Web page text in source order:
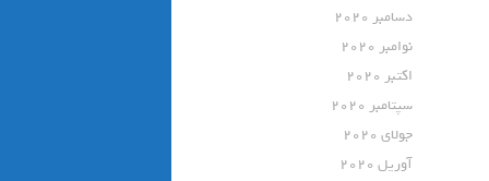
دسامبر 2020
نوامبر 2020
اکتبر 2020
سپتامبر 2020
جولای 2020
آوریل 2020